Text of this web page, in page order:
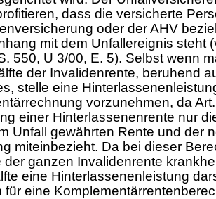
dass die versicherte
oder der AHV
mit dem Unfallereignis steht
550, U 3/00, E. 5). Selbst wenn
der Invalidenrente, beruhend
stelle eine
vorzunehmen, da
einer Hinterlassenenrente nur
Unfall gewährten Rente und der
miteinbezieht. Da bei dieser
der ganzen Invalidenrente
eine Hinterlassenenleistung
für eine